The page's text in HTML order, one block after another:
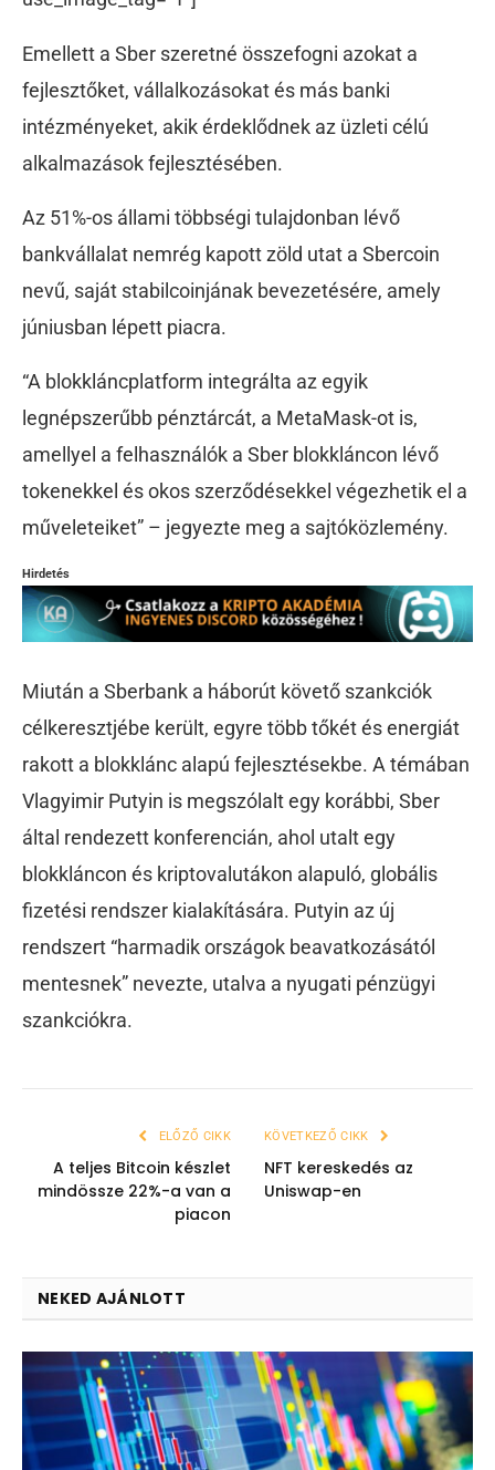
Emellett a Sber szeretné összefogni azokat a
fejlesztőket, vállalkozásokat és más banki
intézményeket, akik érdeklődnek az üzleti célú
alkalmazások fejlesztésében.
Az 51%-os állami többségi tulajdonban lévő
bankvállalat nemrég kapott zöld utat a Sbercoin
nevű, saját stabilcoinjának bevezetésére, amely
júniusban lépett piacra.
“A blokkláncplatform integrálta az egyik
legnépszerűbb pénztárcát, a MetaMask-ot is,
amellyel a felhasználók a Sber blokkláncon lévő
tokenekkel és okos szerződésekkel végezhetik el a
műveleteiket” – jegyezte meg a sajtóközlemény.
Hirdetés
Miután a Sberbank a háborút követő szankciók
célkeresztjébe került, egyre több tőkét és energiát
rakott a blokklánc alapú fejlesztésekbe. A témában
Vlagyimir Putyin is megszólalt egy korábbi, Sber
által rendezett konferencián, ahol utalt egy
blokkláncon és kriptovalutákon alapuló, globális
fizetési rendszer kialakítására. Putyin az új
rendszert “harmadik országok beavatkozásától
mentesnek” nevezte, utalva a nyugati pénzügyi
szankciókra.
ELŐZŐ CIKK
A teljes Bitcoin készlet
mindössze 22%-a van a
piacon
KÖVETKEZŐ CIKK
NFT kereskedés az
Uniswap-en
NEKED AJÁNLOTT